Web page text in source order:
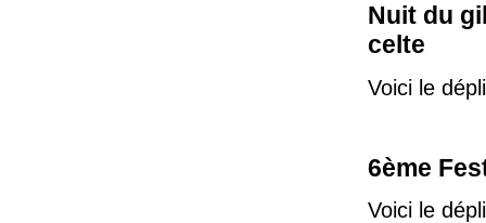
Nuit du
celte
Voici le
6ème
Voici le